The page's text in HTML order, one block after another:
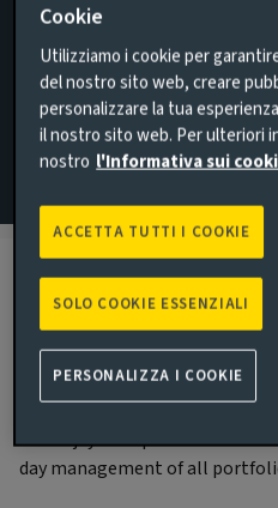
Head of
Macro
Biografia
Principali responsabilitá
Dhannjay is responsible for
day management of all
Cookie
Utilizziamo i cookie per
del nostro sito web, creare
personalizzare la tua
il nostro sito web. Per ulteriori
nostro l'Informativa sui
SOLO COOKIE ESSENZIALI
ACCETTA TUTTI I COOKIE
PERSONALIZZA I COOKIE